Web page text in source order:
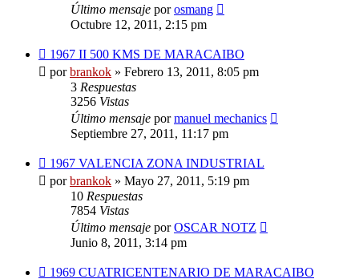
Último mensaje porosmang
Octubre 12, 2011, 2:15 pm
1967 II 500 KMS DE MARACAIBO
porbrankok » Febrero 13, 2011, 8:05 pm
3 Respuestas
3256 Vistas
Último mensaje pormanuel mechanics
Septiembre 27, 2011, 11:17 pm
1967 VALENCIA ZONA INDUSTRIAL
porbrankok » Mayo 27, 2011, 5:19 pm
10 Respuestas
7854 Vistas
Último mensaje porOSCAR NOTZ
Junio 8, 2011, 3:14 pm
1969 CUATRICENTENARIO DE MARACAIBO